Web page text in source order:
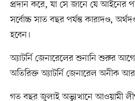
প্রদান করে, যা সে জানে যে আইনের
সর্বোচ্চ সাত বছর পর্যন্ত কারাদণ্ড,
হবেন।
অ্যাটর্নি জেনারেলের শুনানি শুরুর
অতিরিক্ত অ্যাটর্নি জেনারেল অনীক
গত বছর জুলাই অভ্যুত্থানে আওয়ামী